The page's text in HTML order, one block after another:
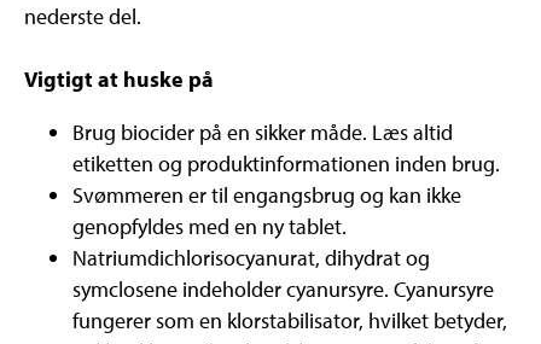
nederste del.
Vigtigt at huske på
Brug biocider på en sikker måde. Læs altid
etiketten og produktinformationen inden brug.
Svømmeren er til engangsbrug og kan ikke
genopfyldes med en ny tablet.
Natriumdichlorisocyanurat, dihydrat og
symclosene indeholder cyanursyre. Cyanursyre
fungerer som en klorstabilisator, hvilket betyder,